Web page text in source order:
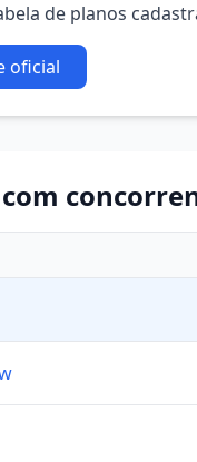
de planos
oficial